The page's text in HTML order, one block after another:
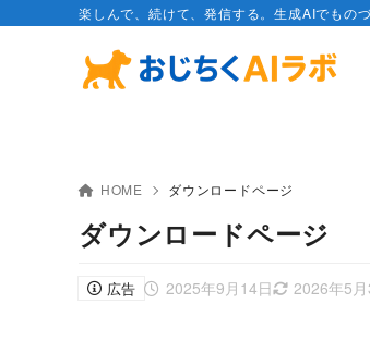
楽しんで、続けて、発信する。生成AIでもの
HOME ダウンロードページ
ダウンロードページ
広告 2025年9月14日 2026年5